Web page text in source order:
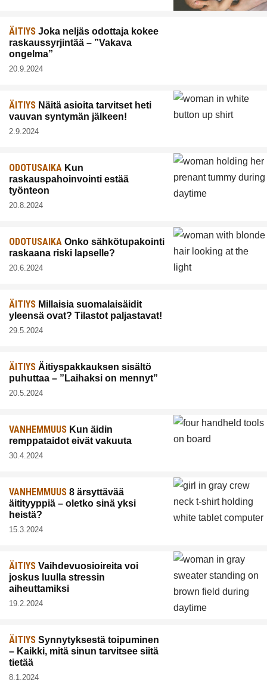
ÄITIYS Joka neljäs odottaja kokee
raskaussyrjintää – ”Vakava
ongelma”
20.9.2024
ÄITIYS Näitä asioita tarvitset heti
vauvan syntymän jälkeen!
2.9.2024
ODOTUSAIKA Kun
raskauspahoinvointi estää
työnteon
20.8.2024
ODOTUSAIKA Onko sähkötupakointi
raskaana riski lapselle?
20.6.2024
ÄITIYS Millaisia suomalaisäidit
yleensä ovat? Tilastot paljastavat!
29.5.2024
ÄITIYS Äitiyspakkauksen sisältö
puhuttaa – ”Laihaksi on mennyt”
20.5.2024
VANHEMMUUS Kun äidin
remppataidot eivät vakuuta
30.4.2024
VANHEMMUUS 8 ärsyttävää
äitityyppiä – oletko sinä yksi
heistä?
15.3.2024
ÄITIYS Vaihdevuosioireita voi
joskus luulla stressin
aiheuttamiksi
19.2.2024
ÄITIYS Synnytyksestä toipuminen
– Kaikki, mitä sinun tarvitsee siitä
tietää
8.1.2024